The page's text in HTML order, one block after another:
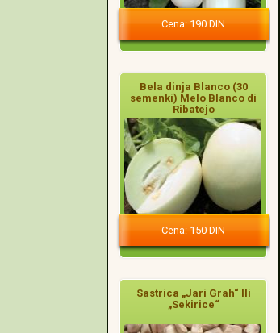
Cena: 190 DIN
Bela dinja Blanco (30
semenki) Melo Blanco di
Ribatejo
Cena: 150 DIN
Sastrica „Jari Grah“ Ili
„Sekirice“